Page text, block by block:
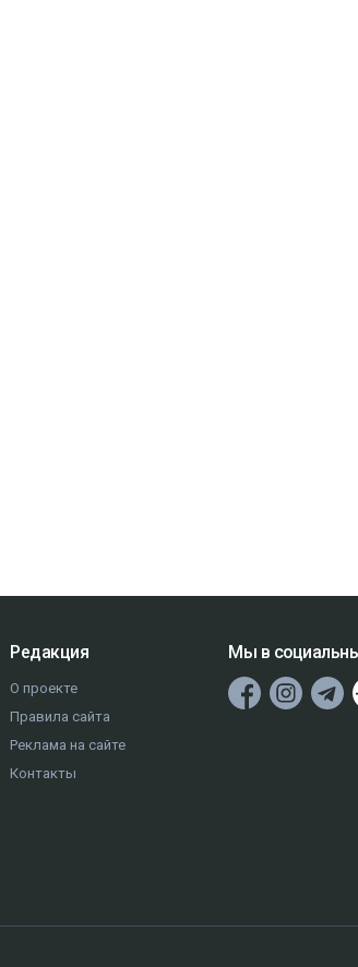
Редакция
О проекте
Правила сайта
Реклама на сайте
Контакты
Мы в